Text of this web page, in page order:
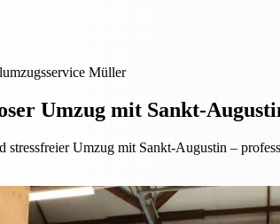
Müller
Umzug mit Sankt-
stressfreier Umzug mit Sankt-Augustin –